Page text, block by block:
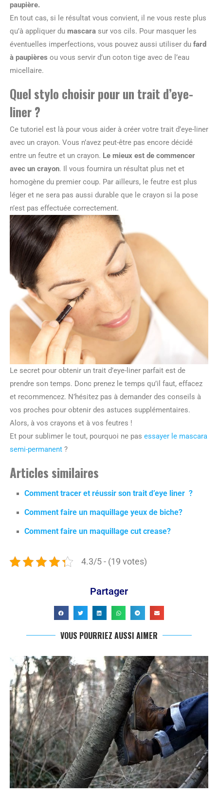
paupière.
En tout cas, si le résultat vous convient, il ne vous reste plus
qu’à appliquer du mascara sur vos cils. Pour masquer les
éventuelles imperfections, vous pouvez aussi utiliser du fard
à paupières ou vous servir d’un coton tige avec de l’eau
micellaire.
Quel stylo choisir pour un trait d’eye-
liner ?
Ce tutoriel est là pour vous aider à créer votre trait d’eye-liner
avec un crayon. Vous n’avez peut-être pas encore décidé
entre un feutre et un crayon. Le mieux est de commencer
avec un crayon. Il vous fournira un résultat plus net et
homogène du premier coup. Par ailleurs, le feutre est plus
léger et ne sera pas aussi durable que le crayon si la pose
n’est pas effectuée correctement.
Le secret pour obtenir un trait d’eye-liner parfait est de
prendre son temps. Donc prenez le temps qu’il faut, effacez
et recommencez. N’hésitez pas à demander des conseils à
vos proches pour obtenir des astuces supplémentaires.
Alors, à vos crayons et à vos feutres !
Et pour sublimer le tout, pourquoi ne pas essayer le mascara
semi-permanent ?
Articles similaires
Comment tracer et réussir son trait d’eye liner ?
Comment faire un maquillage yeux de biche?
Comment faire un maquillage cut crease?
4.3/5 - (19 votes)
Partager
VOUS POURRIEZ AUSSI AIMER